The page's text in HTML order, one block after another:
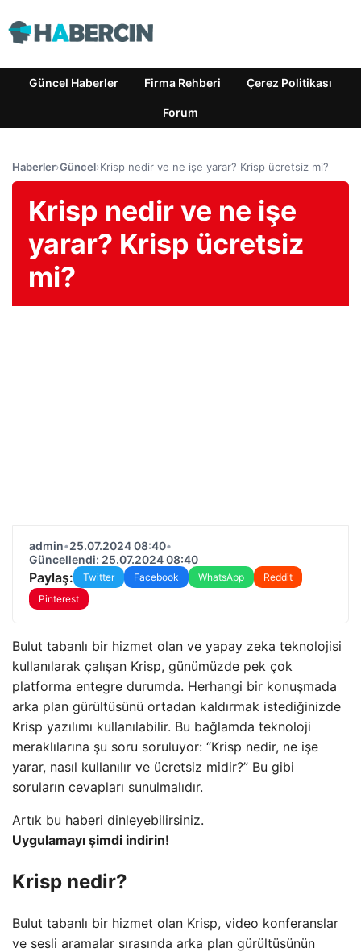
Güncel Haberler Firma Rehberi Çerez Politikası
Forum
Haberler›Güncel›Krisp nedir ve ne işe yarar? Krisp ücretsiz mi?
Krisp nedir ve ne işe
yarar? Krisp ücretsiz
mi?
admin•25.07.2024 08:40•
Güncellendi: 25.07.2024 08:40
Paylaş: Twitter Facebook WhatsApp
Reddit
Pinterest
Bulut tabanlı bir hizmet olan ve yapay zeka teknolojisi
kullanılarak çalışan Krisp, günümüzde pek çok
platforma entegre durumda. Herhangi bir konuşmada
arka plan gürültüsünü ortadan kaldırmak istediğinizde
Krisp yazılımı kullanılabilir. Bu bağlamda teknoloji
meraklılarına şu soru soruluyor: “Krisp nedir, ne işe
yarar, nasıl kullanılır ve ücretsiz midir?” Bu gibi
soruların cevapları sunulmalıdır.
Artık bu haberi dinleyebilirsiniz.
Uygulamayı şimdi indirin!
Krisp nedir?
Bulut tabanlı bir hizmet olan Krisp, video konferanslar
ve sesli aramalar sırasında arka plan gürültüsünün